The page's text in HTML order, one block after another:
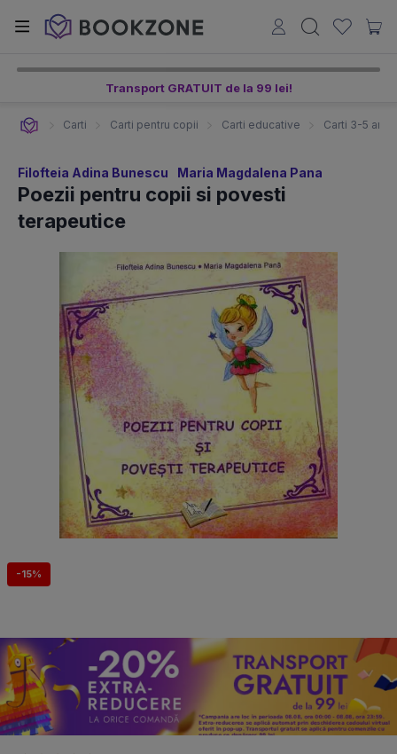
Transport GRATUIT de la 99 lei!
Carti Carti pentru copii Carti educative Carti 3-5 ani
Filofteia Adina Bunescu Maria Magdalena Pana
Poezii pentru copii si povesti
terapeutice
-15%